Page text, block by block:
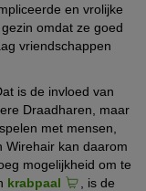
en vrolijke
omdat ze goed
vriendschappen
is de invloed van
Draadharen, maar
met mensen,
Wirehair kan daarom
mogelijkheid om te
krabpaal
, is de